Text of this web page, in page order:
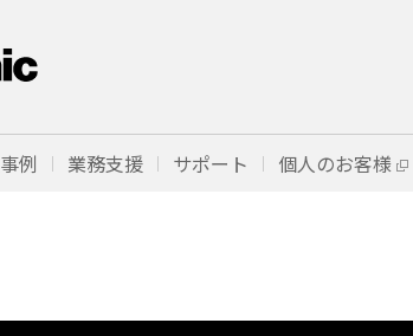
例 業務支援 サポート 個人のお客様